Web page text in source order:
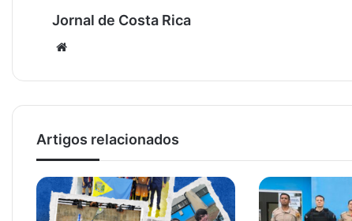
Jornal de Costa Rica
Artigos relacionados